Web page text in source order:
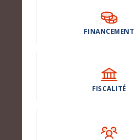
FINANCEMENT
FISCALITÉ